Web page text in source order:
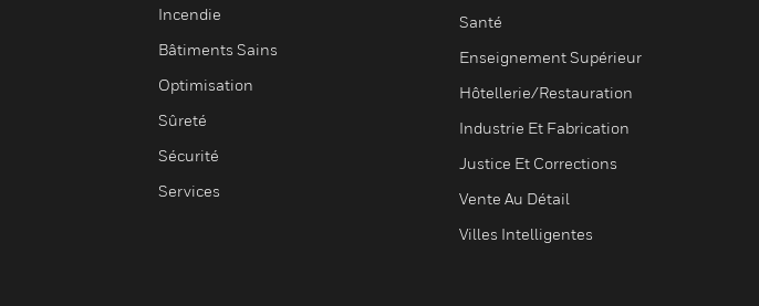
Incendie
Bâtiments Sains
Optimisation
Sûreté
Sécurité
Services
Santé
Enseignement Supérieur
Hôtellerie/Restauration
Industrie Et Fabrication
Justice Et Corrections
Vente Au Détail
Villes Intelligentes